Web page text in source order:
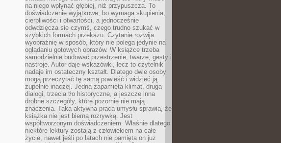
na niego wpłynąć głębiej, niż przypuszcza. To
doświadczenie wyjątkowe, bo wymaga skupienia,
cierpliwości i otwartości, a jednocześnie
odwdzięcza się czymś, czego trudno szukać w
szybkich formach przekazu. Czytanie rozwija
wyobraźnię w sposób, który nie polega jedynie na
oglądaniu gotowych obrazów. W książce trzeba
samodzielnie budować przestrzenie, twarze, gesty i
nastroje. Autor daje wskazówki, lecz to czytelnik
nadaje im ostateczny kształt. Dlatego dwie osoby
mogą przeczytać tę samą powieść i widzieć ją
zupełnie inaczej. Jedna zapamięta klimat, druga
dialogi, trzecia tło historyczne, a jeszcze inna
drobne szczegóły, które pozornie nie mają
znaczenia. Taka aktywna praca umysłu sprawia, że
książka nie jest bierną rozrywką. Jest
współtworzonym doświadczeniem. Właśnie dlatego
niektóre lektury zostają z człowiekiem na całe
życie, nawet jeśli po latach nie pamięta on już